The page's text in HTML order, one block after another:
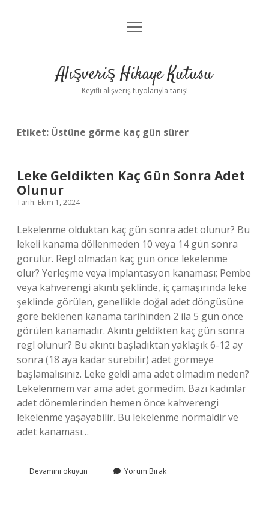
Anasayfa
Yasal Uyarı
menüyü
Alışveriş Hikaye Kutusu
Keyifli alışveriş tüyolarıyla tanış!
Etiket: Üstüne görme kaç gün sürer
Leke Geldikten Kaç Gün Sonra Adet
Olunur
Tarih: Ekim 1, 2024
Lekelenme olduktan kaç gün sonra adet olunur? Bu
lekeli kanama döllenmeden 10 veya 14 gün sonra
görülür. Regl olmadan kaç gün önce lekelenme
olur? Yerleşme veya implantasyon kanaması; Pembe
veya kahverengi akıntı şeklinde, iç çamaşırında leke
şeklinde görülen, genellikle doğal adet döngüsüne
göre beklenen kanama tarihinden 2 ila 5 gün önce
görülen kanamadır. Akıntı geldikten kaç gün sonra
regl olunur? Bu akıntı başladıktan yaklaşık 6-12 ay
sonra (18 aya kadar sürebilir) adet görmeye
başlamalısınız. Leke geldi ama adet olmadım neden?
Lekelenmem var ama adet görmedim. Bazı kadınlar
adet dönemlerinden hemen önce kahverengi
lekelenme yaşayabilir. Bu lekelenme normaldir ve
adet kanaması…
Devamını okuyun
Geldikten
Yorum Bırak